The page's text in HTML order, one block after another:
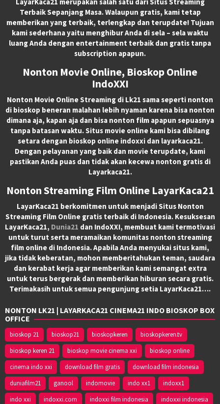
Terbaik Sepanjang Masa. Walaupun gratis, kami tetap
memberikan yang terbaik, terlengkap dan terupdate! Tujuan
kami sederhana yaitu menghibur Anda di sela – sela waktu
luang Anda dengan entertainment terbaik dan gratis tanpa
subscription apapun.
Nonton Movie Online, Bioskop Online
IndoXXI
Nonton Movie Online Streaming di Lk21 sama seperti nonton
di bioskop beneran malahan lebih nyaman karena bisa nonton
dimana aja, kapan aja dan bisa nonton film apapun sepuasnya
tanpa batasan waktu. Situs movie online kami bisa dibilang
setara dengan bioskop online indoxxi dan layarkaca21.
Dengan pelayanan yang baik dan movie terupdate, kami
pastikan Anda puas dan tidak akan kecewa nonton gratis di
Layarkaca21.
Nonton Streaming Film Online LayarKaca21
LayarKaca21 berkomitmen untuk menjadi Situs Nonton
Streaming Film Online gratis terbaik di Indonesia. Kesuksesan
LayarKaca21, Dunia21 dan IndoXXI, membuat kami termotivasi
untuk turut serta meramaikan komunitas nonton streaming
film online di Indonesia. Apabila Anda menyukai situs kami,
jika tidak keberatan, mohon memberitahukan teman, saudara
dan kerabat kerja agar memberikan kami semangat extra
untuk terus bergerak dan memberikan hiburan secara gratis.
Terimakasih untuk semua pengunjung setia LayarKaca21….
NONTON LK21 | LAYARKACA21 CINEMA21 INDO BIOSKOP BOX
OFFICE
bioskop 21 bioskop21 bioskopkeren
bioskopkeren.tv
bioskop keren 21
bioskop movie cinema xxi
bioskop online
cinema indo xxi
download film gratis
download film indonesia
duniafilm21
ganool indomovie indo xx1
indoxx1
indo xxi
indoxxi.com indoxxi film indonesia
indoxxi indonesia